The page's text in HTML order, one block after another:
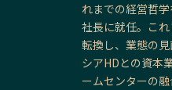
れまでの経営哲
社長に就任。こ
転換し、業態の
シアHDとの資本
ームセンターの